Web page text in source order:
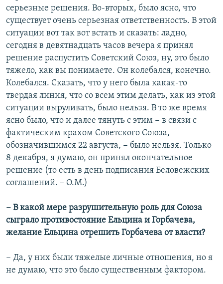
серьезные решения. Во-вторых, было ясно, что
существует очень серьезная ответственность. В этой
ситуации вот так вот встать и сказать: ладно,
сегодня в девятнадцать часов вечера я принял
решение распустить Советский Союз, ну, это было
тяжело, как вы понимаете. Он колебался, конечно.
Колебался. Сказать, что у него была какая-то
твердая линия, что со всем этим делать, как из этой
ситуации выруливать, было нельзя. В то же время
ясно было, что и далее тянуть с этим − в связи с
фактическим крахом Советского Союза,
обозначившимся 22 августа, − было нельзя. Только
8 декабря, я думаю, он принял окончательное
решение (то есть в день подписания Беловежских
соглашений. – О.М.)
− В какой мере разрушительную роль для Союза
сыграло противостояние Ельцина и Горбачева,
желание Ельцина отрешить Горбачева от власти?
− Да, у них были тяжелые личные отношения, но я
не думаю, что это было существенным фактором.